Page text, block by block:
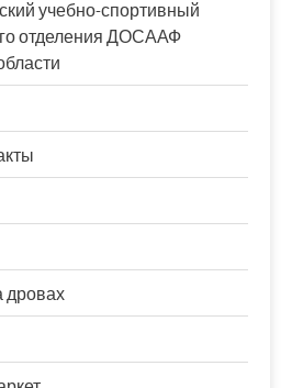
учебно-спортивный
отделения ДОСААФ
дровах